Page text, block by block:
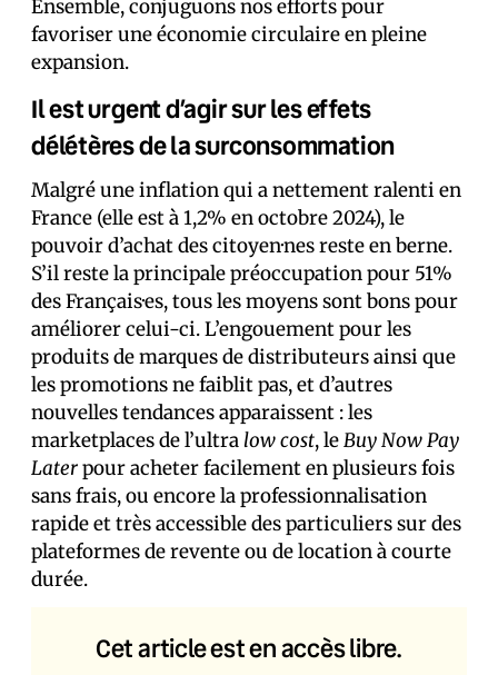
Ensemble, conjuguons nos efforts pour
favoriser une économie circulaire en pleine
expansion.
Il est urgent d’agir sur les effets
délétères de la surconsommation
Malgré une inflation qui a nettement ralenti en
France (elle est à 1,2% en octobre 2024), le
pouvoir d’achat des citoyen·nes reste en berne.
S’il reste la principale préoccupation pour 51%
des Français·es, tous les moyens sont bons pour
améliorer celui-ci. L’engouement pour les
produits de marques de distributeurs ainsi que
les promotions ne faiblit pas, et d’autres
nouvelles tendances apparaissent : les
marketplaces de l’ultra low cost, leBuy Now Pay
Laterpour acheter facilement en plusieurs fois
sans frais, ou encore la professionnalisation
rapide et très accessible des particuliers sur des
plateformes de revente ou de location à courte
durée.
Cet article est en accès libre.